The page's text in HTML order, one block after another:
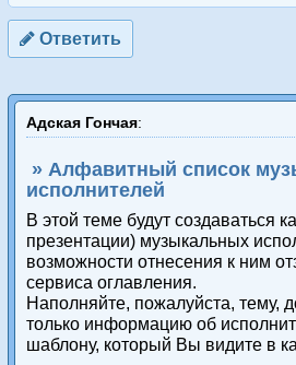
Ответить
Адская Гончая:
» Алфавитный список
исполнителей
В этой теме будут создаваться
презентации) музыкальных
возможности отнесения к ним
сервиса оглавления.
Наполняйте, пожалуйста, тему,
только информацию об
шаблону, который Вы видите в